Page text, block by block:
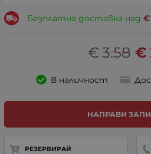
Безплатна доставка над €
3.58
€ €
В наличност
НАПРАВИ
РЕЗЕРВИРАЙ